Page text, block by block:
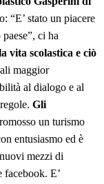
“E’ stato un piacere
ci ha
vita scolastica e ciò
maggior
al dialogo e al
Gli
un turismo
entusiasmo ed è
mezzi di
E’